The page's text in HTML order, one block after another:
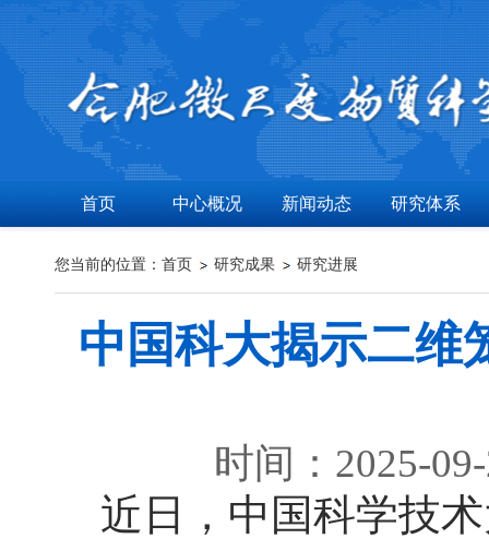
首页 中心概况 新闻动态 研究体系
您当前的位置： 首页 研究成果 研究进展
中国科大揭示二维
时间：2025-
近日，中国科学技